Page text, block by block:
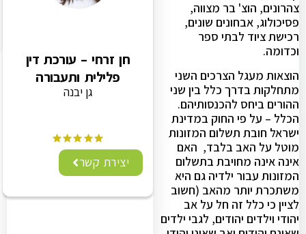
צהרונים, הוצ' בר מצווה,
פסיכולוג, אבחונים שונים,
רכישת ציוד לבתי ספר
וכדומה.
הוצאות מעגל הצרכים השני
מתחלקות בדרך כלל בין שני
ההורים ביחס להכנסותיהם.
הכלל – על פי החוק במדינת
ישראל חובת תשלום המזונות
מוטל על האב בלבד, האם
אינה אינה מחויבת בתשלום
המזונות עבור ילדיה גם היא
משתכרת יותר מהאב (חשוב
לציין כי כלל זה חל על אב
יהודי וילדים יהודים, לגבי ילדים
חן זרחי – עורכת דין
פלילית ותעבורה
גן יבנה
יצירת קשר